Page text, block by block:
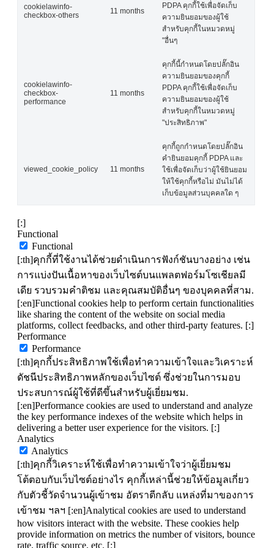
cookielawinfo-
checkbox-others
11 months
PDPA คุกกี้ใช้เพื่อจัดเก็บ
ความยินยอมของผู้ใช้
สำหรับคุกกี้ในหมวดหมู่
"อื่นๆ
cookielawinfo-
checkbox-
performance
11 months
คุกกี้นี้กำหนดโดยปลั๊กอิน
ความยินยอมของคุกกี้
PDPA คุกกี้ใช้เพื่อจัดเก็บ
ความยินยอมของผู้ใช้
สำหรับคุกกี้ในหมวดหมู่
"ประสิทธิภาพ"
viewed_cookie_policy 11 months
คุกกี้ถูกกำหนดโดยปลั๊กอิน
คำยินยอมคุกกี้ PDPA และ
ใช้เพื่อจัดเก็บว่าผู้ใช้ยินยอม
ให้ใช้คุกกี้หรือไม่ มันไม่ได้
เก็บข้อมูลส่วนบุคคลใด ๆ
[:]
Functional
Functional
[:th]คุกกี้ที่ใช้งานได้ช่วยดำเนินการฟังก์ชันบางอย่าง เช่น
การแบ่งปันเนื้อหาของเว็บไซต์บนแพลตฟอร์มโซเชียลมี
เดีย รวบรวมคำติชม และคุณสมบัติอื่นๆ ของบุคคลที่สาม.
[:en]Functional cookies help to perform certain functionalities
like sharing the content of the website on social media
platforms, collect feedbacks, and other third-party features. [:]
Performance
Performance
[:th]คุกกี้ประสิทธิภาพใช้เพื่อทำความเข้าใจและวิเคราะห์
ดัชนีประสิทธิภาพหลักของเว็บไซต์ ซึ่งช่วยในการมอบ
ประสบการณ์ผู้ใช้ที่ดีขึ้นสำหรับผู้เยี่ยมชม.
[:en]Performance cookies are used to understand and analyze
the key performance indexes of the website which helps in
delivering a better user experience for the visitors. [:]
Analytics
Analytics
[:th]คุกกี้วิเคราะห์ใช้เพื่อทำความเข้าใจว่าผู้เยี่ยมชม
โต้ตอบกับเว็บไซต์อย่างไร คุกกี้เหล่านี้ช่วยให้ข้อมูลเกี่ยว
กับตัวชี้วัดจำนวนผู้เข้าชม อัตราตีกลับ แหล่งที่มาของการ
เข้าชม ฯลฯ [:en]Analytical cookies are used to understand
how visitors interact with the website. These cookies help
provide information on metrics the number of visitors, bounce
rate, traffic source, etc. [:]